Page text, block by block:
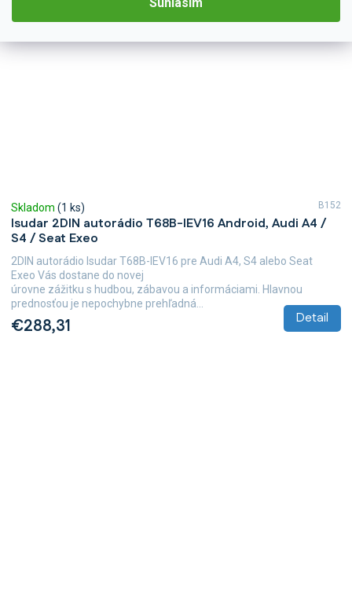
Isudar 2DIN autorádio T68B-IEV16 Android, Audi A4 /
S4 / Seat Exeo
Skladom (1 ks)
€288,31 Detail
2DIN autorádio Isudar T68B-IEV16 pre Audi A4, S4 alebo Seat
Exeo Vás dostane do novej
úrovne zážitku s hudbou, zábavou a informáciami. Hlavnou
prednosťou je nepochybne prehľadná...
B152